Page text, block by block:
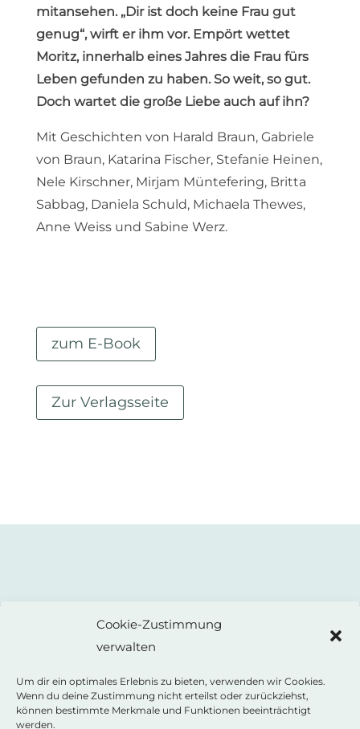
Cookie-Zustimmung
verwalten
Um dir ein optimales Erlebnis zu bieten, verwenden wir Cookies.
Wenn du deine Zustimmung nicht erteilst oder zurückziehst,
können bestimmte Merkmale und Funktionen beeinträchtigt
werden.
mitansehen. „Dir ist doch keine Frau gut
genug“, wirft er ihm vor. Empört wettet
Moritz, innerhalb eines Jahres die Frau fürs
Leben gefunden zu haben. So weit, so gut.
Doch wartet die große Liebe auch auf ihn?
Mit Geschichten von Harald Braun, Gabriele
von Braun, Katarina Fischer, Stefanie Heinen,
Nele Kirschner, Mirjam Müntefering, Britta
Sabbag, Daniela Schuld, Michaela Thewes,
Anne Weiss und Sabine Werz.
zum E-Book
Zur Verlagsseite
ANNE WEISS
Autorin
Kontakt